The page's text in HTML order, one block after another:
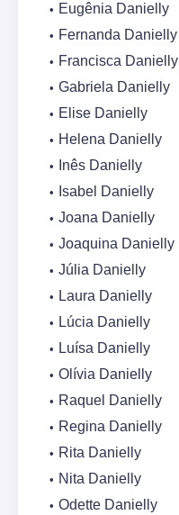
Eugênia Danielly
Fernanda Danielly
Francisca Danielly
Gabriela Danielly
Elise Danielly
Helena Danielly
Inês Danielly
Isabel Danielly
Joana Danielly
Joaquina Danielly
Júlia Danielly
Laura Danielly
Lúcia Danielly
Luísa Danielly
Olívia Danielly
Raquel Danielly
Regina Danielly
Rita Danielly
Nita Danielly
Odette Danielly